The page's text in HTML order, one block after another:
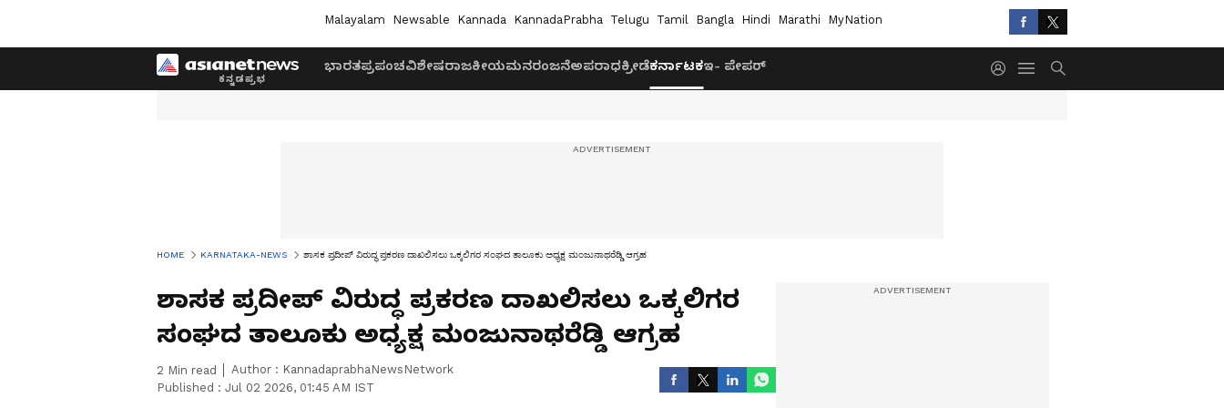
Malayalam Newsable Kannada KannadaPrabha Telugu Tamil Bangla Hindi Marathi MyNation
ಭಾರತಪ್ರಪಂಚವಿಶೇಷರಾಜಕೀಯಮನರಂಜನೆಅಪರಾಧಕ್ರೀಡೆಕರ್ನಾಟಕಇ- ಪೇಪರ್
HOME KARNATAKA-NEWS ಶಾಸಕ ಪ್ರದೀಪ್ ವಿರುದ್ಧ ಪ್ರಕರಣ ದಾಖಲಿಸಲು ಒಕ್ಕಲಿಗರ ಸಂಘದ ತಾಲೂಕು ಅಧ್ಯಕ್ಷ ಮಂಜುನಾಥರೆಡ್ಡಿ ಆಗ್ರಹ
ಶಾಸಕ ಪ್ರದೀಪ್ ವಿರುದ್ಧ ಪ್ರಕರಣ ದಾಖಲಿಸಲು ಒಕ್ಕಲಿಗರ
ಸಂಘದ ತಾಲೂಕು ಅಧ್ಯಕ್ಷ ಮಂಜುನಾಥರೆಡ್ಡಿ ಆಗ್ರಹ
2 Min read Author : KannadaprabhaNewsNetwork
Published : Jul 02 2026, 01:45 AM IST